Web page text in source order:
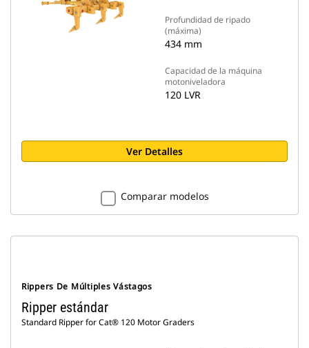
Profundidad de ripado
(máxima)
434 mm
Capacidad de la máquina
motoniveladora
120 LVR
Ver Detalles
Comparar modelos
Rippers De Múltiples Vástagos
Ripper estándar
Standard Ripper for Cat® 120 Motor Graders